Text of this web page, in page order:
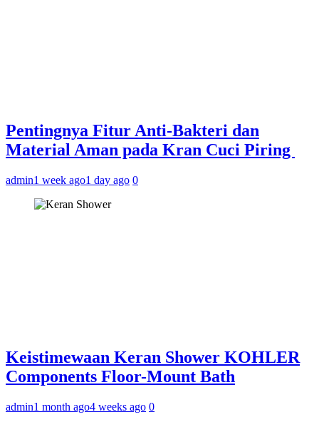
Pentingnya Fitur Anti-Bakteri dan
Material Aman pada Kran Cuci Piring
admin1 week ago1 day ago 0
Keistimewaan Keran Shower KOHLER
Components Floor-Mount Bath
admin1 month ago4 weeks ago 0